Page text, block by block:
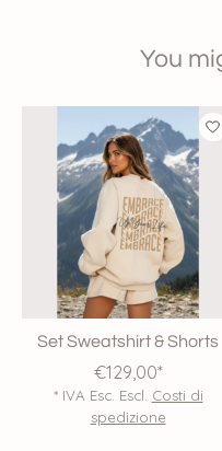
You
Product carousel items
Set Sweatshirt & Shorts
€129,00*
* IVA Esc. Escl. Costi di
spedizione